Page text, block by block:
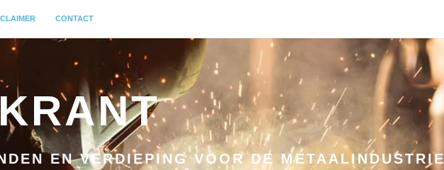
CONTACT
EN VERDIEPING VOOR DE METAALINDUSTRIE